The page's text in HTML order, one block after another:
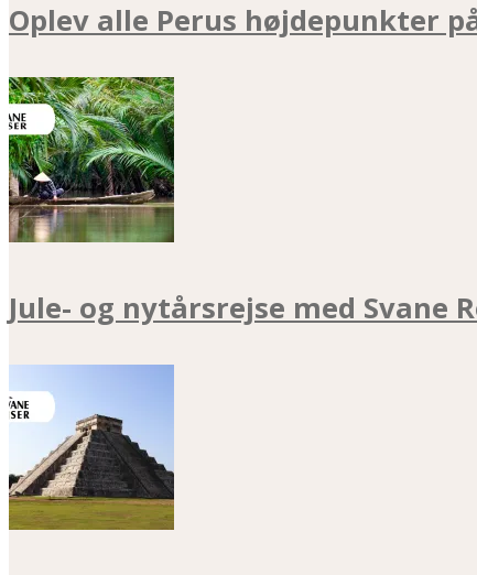
Oplev alle Perus højdepunkter
Jule- og nytårsrejse med Svane